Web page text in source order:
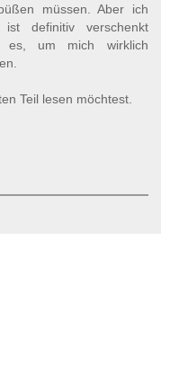
müssen. Aber ich
definitiv verschenkt
es, um mich wirklich
Teil lesen möchtest.